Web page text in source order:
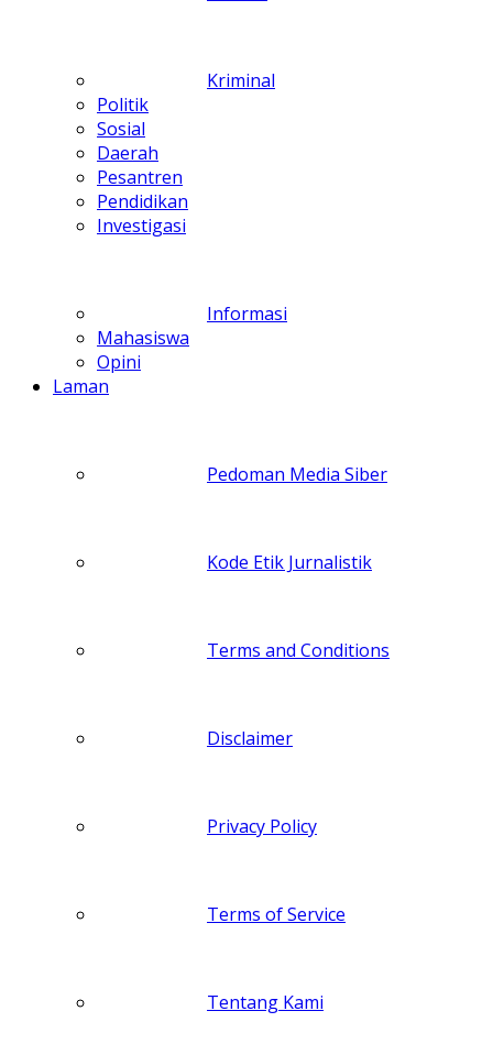
Kriminal
Politik
Sosial
Daerah
Pesantren
Pendidikan
Investigasi
Informasi
Mahasiswa
Opini
Laman
Pedoman Media Siber
Kode Etik Jurnalistik
Terms and Conditions
Disclaimer
Privacy Policy
Terms of Service
Tentang Kami